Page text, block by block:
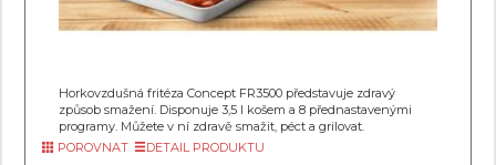
Horkovzdušná fritéza Concept FR3500 představuje zdravý
způsob smažení. Disponuje 3,5 l košem a 8 přednastavenými
programy. Můžete v ní zdravě smažit, péct a grilovat.
POROVNAT
DETAIL PRODUKTU